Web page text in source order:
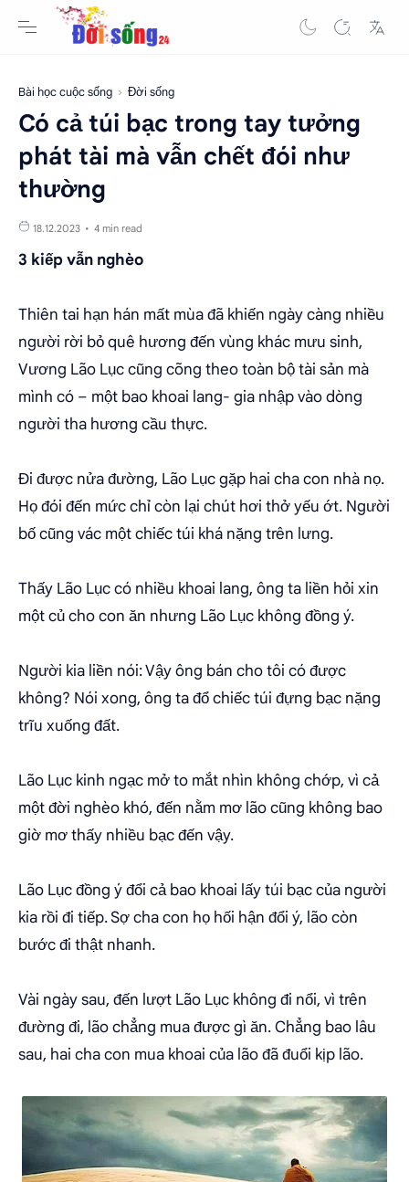
Bài học cuộc sống Đời sống
Có cả túi bạc trong tay tưởng
phát tài mà vẫn chết đói như
thường
4 min read
3 kiếp vẫn nghèo
Thiên tai hạn hán mất mùa đã khiến ngày càng nhiều
người rời bỏ quê hương đến vùng khác mưu sinh,
Vương Lão Lục cũng cõng theo toàn bộ tài sản mà
mình có – một bao khoai lang- gia nhập vào dòng
người tha hương cầu thực.
Đi được nửa đường, Lão Lục gặp hai cha con nhà nọ.
Họ đói đến mức chỉ còn lại chút hơi thở yếu ớt. Người
bố cũng vác một chiếc túi khá nặng trên lưng.
Thấy Lão Lục có nhiều khoai lang, ông ta liền hỏi xin
một củ cho con ăn nhưng Lão Lục không đồng ý.
Người kia liền nói: Vậy ông bán cho tôi có được
không? Nói xong, ông ta đổ chiếc túi đựng bạc nặng
trĩu xuống đất.
Lão Lục kinh ngạc mở to mắt nhìn không chớp, vì cả
một đời nghèo khó, đến nằm mơ lão cũng không bao
giờ mơ thấy nhiều bạc đến vậy.
Lão Lục đồng ý đổi cả bao khoai lấy túi bạc của người
kia rồi đi tiếp. Sợ cha con họ hối hận đổi ý, lão còn
bước đi thật nhanh.
Vài ngày sau, đến lượt Lão Lục không đi nổi, vì trên
đường đi, lão chẳng mua được gì ăn. Chẳng bao lâu
sau, hai cha con mua khoai của lão đã đuổi kịp lão.